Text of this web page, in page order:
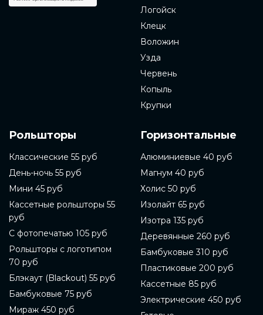
Логойск
Клецк
Воложин
Узда
Червень
Копыль
Крупки
Рольшторы
Классические 55 руб
День-ночь 55 руб
Мини 45 руб
Кассетные рольшторы 55
руб
С фотопечатью 105 руб
Рольшторы с логотипом
70 руб
Блэкаут (Blackout) 55 руб
Бамбуковые 75 руб
Мираж 450 руб
Горизонтальные
Алюминиевые 40 руб
Магнум 40 руб
Холис 50 руб
Изолайт 65 руб
Изотра 135 руб
Деревянные 260 руб
Бамбуковые 310 руб
Пластиковые 200 руб
Кассетные 85 руб
Электрические 450 руб